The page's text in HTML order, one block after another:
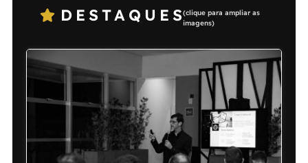
DESTAQUES(clique para ampliar as
imagens)